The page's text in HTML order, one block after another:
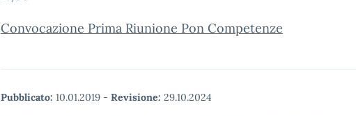
Convocazione Prima Riunione Pon Competenze
Pubblicato: 10.01.2019 - Revisione: 29.10.2024